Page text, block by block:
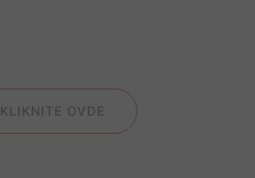
KLIKNITE OVDE